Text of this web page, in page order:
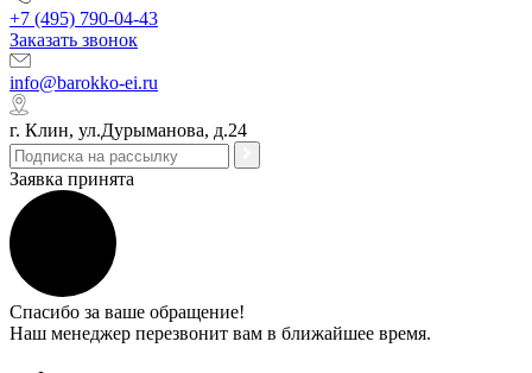
+7 (495) 790-04-43
Заказать звонок
info@barokko-ei.ru
г. Клин, ул.Дурыманова, д.24
Заявка принята
Спасибо за ваше обращение!
Наш менеджер перезвонит вам в ближайшее время.